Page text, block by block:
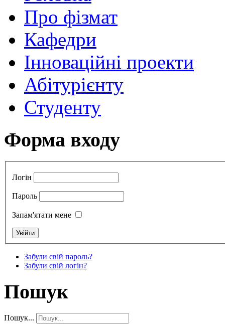
Про фізмат
Кафедри
Інноваційні проекти
Абітурієнту
Студенту
Форма входу
Логін
Пароль
Запам'ятати мене
Забули свій пароль?
Забули свій логін?
Пошук
Пошук...